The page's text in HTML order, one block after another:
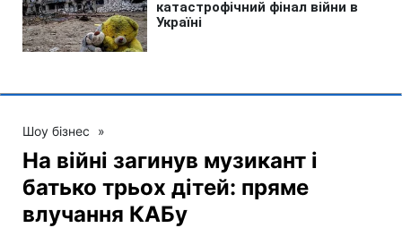
Шоу бізнес »
На війні загинув музикант і
батько трьох дітей: пряме
влучання КАБу